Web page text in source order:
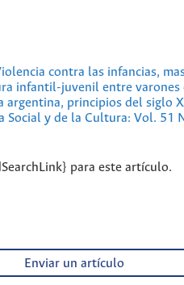
contra las infancias,
infantil-juvenil entre varones
argentina, principios del siglo
Social y de la Cultura: Vol. 51
para este artículo.
Enviar un artículo